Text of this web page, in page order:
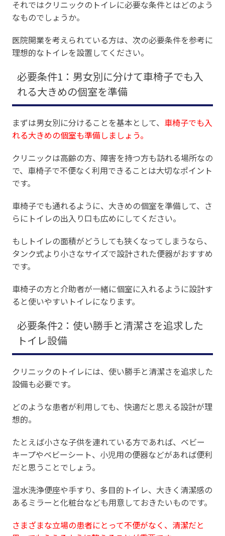
それではクリニックのトイレに必要な条件とはどのよう
なものでしょうか。
医院開業を考えられている方は、次の必要条件を参考に
理想的なトイレを設置してください。
必要条件1：男女別に分けて車椅子でも入
れる大きめの個室を準備
まずは男女別に分けることを基本として、 車椅子でも入
れる大きめの個室も準備しましょう。
クリニックは高齢の方、障害を持つ方も訪れる場所なの
で、車椅子で不便なく利用できることは大切なポイント
です。
車椅子でも通れるように、大きめの個室を準備して、さ
らにトイレの出入り口も広めにしてください。
もしトイレの面積がどうしても狭くなってしまうなら、
タンク式より小さなサイズで設計された便器がおすすめ
です。
車椅子の方と介助者が一緒に個室に入れるように設計す
ると使いやすいトイレになります。
必要条件2：使い勝手と清潔さを追求した
トイレ設備
クリニックのトイレには、使い勝手と清潔さを追求した
設備も必要です。
どのような患者が利用しても、快適だと思える設計が理
想的。
たとえば小さな子供を連れている方であれば、ベビー
キープやベビーシート、小児用の便器などがあれば便利
だと思うことでしょう。
温水洗浄便座や手すり、多目的トイレ、大きく清潔感の
あるミラーと化粧台なども用意しておきたいものです。
さまざまな立場の患者にとって不便がなく、清潔だと